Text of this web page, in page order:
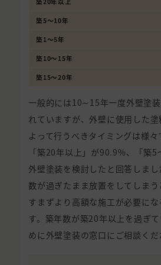
築5〜10年
築1〜5年
築10〜15年
築15〜20年
一般的には10∼15年一度外壁塗
れていますが、外壁に使用した
よって行うべきタイミングは様
「築20年以上」が90.9%、「築
外壁塗装を検討したと回答しま
数が過ぎたまま放置をしてしま
すまずより高額な施工が必要に
す。築年数が築20年以上を過ぎ
めに外壁塗装の窓口にご相談くだ